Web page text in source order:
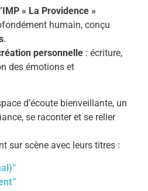
« La Providence »
humain, conçu
.
personnelle : écriture,
des émotions et
d’écoute bienveillante, un
se raconter et se relier
sur scène avec leurs titres :